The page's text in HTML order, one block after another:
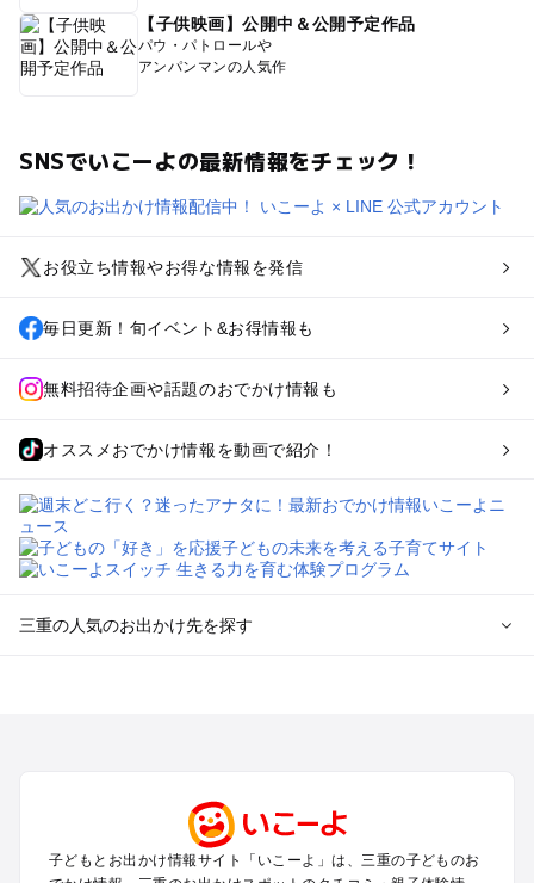
【子供映画】公開中＆公開予定作品
パウ・パトロールや
アンパンマンの人気作
SNSでいこーよの最新情報をチェック！
お役立ち情報やお得な情報を発信
毎日更新！旬イベント&お得情報も
無料招待企画や話題のおでかけ情報も
オススメおでかけ情報を動画で紹介！
三重の人気のお出かけ先を探す
志摩・南伊勢のプールお出かけ
伊勢・二見のプールお出かけ
熊野・尾鷲・紀伊長島のプールお出かけ
子どもとお出かけ情報サイト「いこーよ」は、三重の子どものお